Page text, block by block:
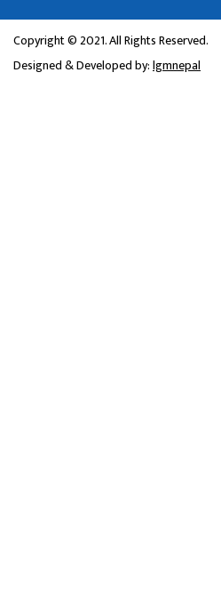
Copyright © 2021. All Rights Reserved.
Designed & Developed by:lgmnepal